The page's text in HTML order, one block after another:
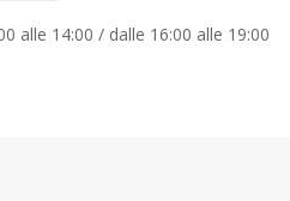
alle 14:00 / dalle 16:00 alle 19:00